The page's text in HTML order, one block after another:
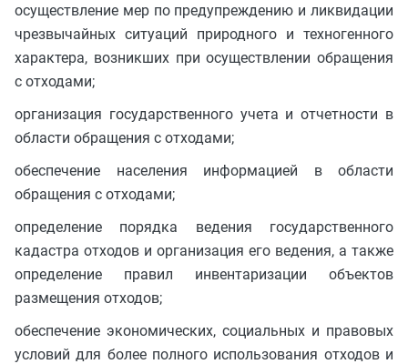
осуществление мер по предупреждению и ликвидации
чрезвычайных ситуаций природного и техногенного
характера, возникших при осуществлении обращения
с отходами;
организация государственного учета и отчетности в
области обращения с отходами;
обеспечение населения информацией в области
обращения с отходами;
определение порядка ведения государственного
кадастра отходов и организация его ведения, а также
определение правил инвентаризации объектов
размещения отходов;
обеспечение экономических, социальных и правовых
условий для более полного использования отходов и